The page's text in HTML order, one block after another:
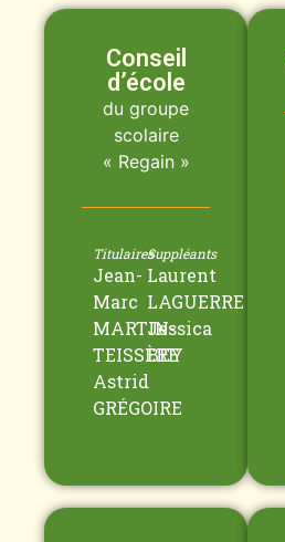
Conseil
d’école
du groupe
scolaire
« Regain »
Titulaires
Jean-
Marc
MARTIN-
TEISSÈRE
Astrid
GRÉGOIRE
Suppléants
Laurent
LAGUERRE
Jessica
BEY